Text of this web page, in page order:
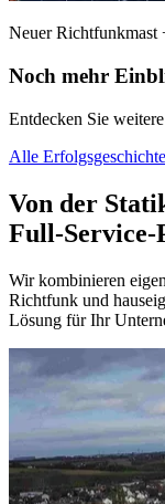
Neuer Richtfunkmast
Noch mehr
Entdecken Sie
Alle
Von der
Full-
Wir kombinieren
Richtfunk und
Lösung für Ihr